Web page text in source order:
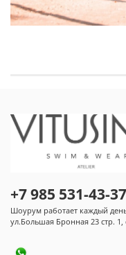
+7 985 531-43-37
Шоурум работает каждый
ул.Большая Бронная 23 стр. 1,